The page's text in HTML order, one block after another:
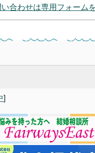
合わせは専用フォーム
]